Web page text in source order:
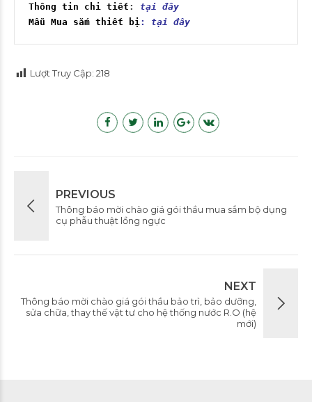
Thông tin chi tiết : tại đây
Mẫu Mua sắm thiết bị: tại đây
Lượt Truy Cập: 218
PREVIOUS
Thông báo mời chào giá gói thầu mua sắm bộ dụng
cụ phẫu thuật lồng ngực
NEXT
Thông báo mời chào giá gói thầu bảo trì, bảo dưỡng,
sửa chữa, thay thế vật tư cho hệ thống nước R.O (hệ
mới)